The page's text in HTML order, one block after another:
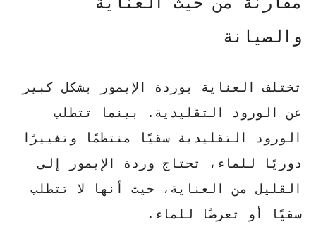
والصيانة
تختلف العناية بوردة الإيمور بشكل كبير
عن الورود التقليدية. بينما تتطلب
الورود التقليدية سقيًا منتظمًا وتغييرًا
دوريًا للماء، تحتاج وردة الإيمور إلى
القليل من العناية، حيث أنها لا تتطلب
سقيًا أو تعرضًا للماء.